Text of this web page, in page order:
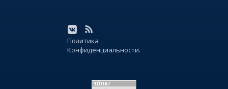
Политика
Конфиденциальности.